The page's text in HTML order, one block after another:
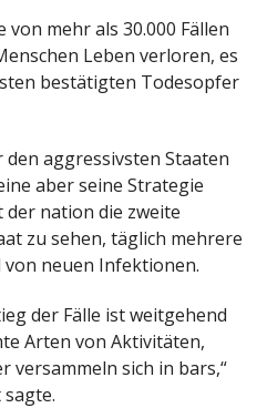
von mehr als 30.000 Fällen
Leben verloren, es
bestätigten Todesopfer
aggressivsten Staaten
aber seine Strategie
nation die zweite
zu sehen, täglich mehrere
von neuen Infektionen.
der Fälle ist weitgehend
Arten von Aktivitäten,
versammeln sich in bars,“